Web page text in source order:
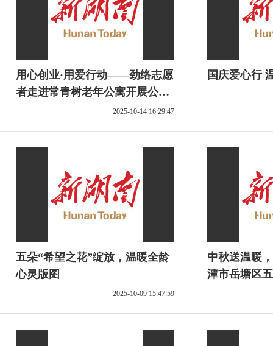
用心创业·用爱行动——劲络志愿
者走进常青树老年公寓开展公益
2025-10-14 16:29:47
国庆爱心行
五朵“希望之花”绽放，温暖全龄
心灵版图
2025-10-09 15:47:59
中秋送温暖
潭市岳塘区